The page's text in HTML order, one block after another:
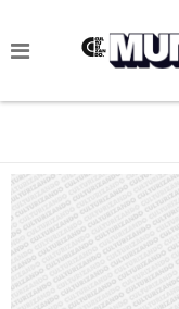
NOTICIAS
CIENCIA Y
VIDA
SOCIEDAD